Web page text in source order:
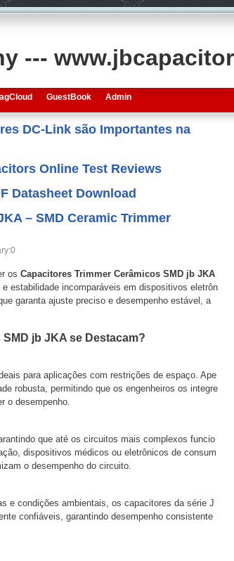
---
GuestBook Admin
DC-Link são Importantes na
Online Test Reviews
Datasheet Download
– SMD Ceramic Trimmer
os Capacitores Trimmer Cerâmicos SMD jb JKA
estabilidade incomparáveis em dispositivos eletrôn
garanta ajuste preciso e desempenho estável, a
jb JKA se Destacam?
para aplicações com restrições de espaço. Ape
robusta, permitindo que os engenheiros os integre
o desempenho.
que até os circuitos mais complexos funcio
dispositivos médicos ou eletrônicos de consum
o desempenho do circuito.
e condições ambientais, os capacitores da série J
confiáveis, garantindo desempenho consistente